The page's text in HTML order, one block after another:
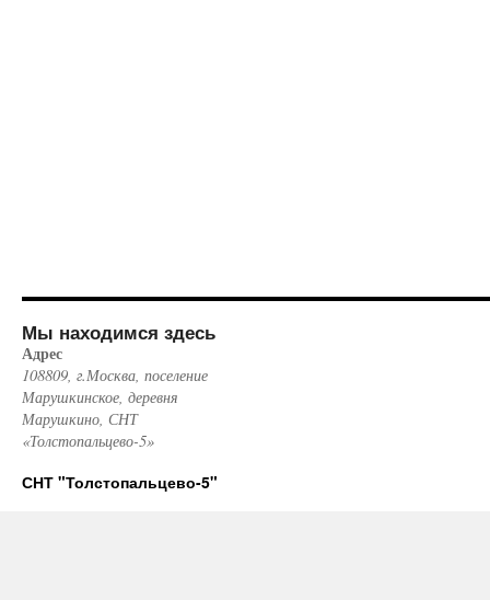
Мы находимся здесь
Адрес
108809, г.Москва, поселение
Марушкинское, деревня
Марушкино, СНТ
«Толстопальцево-5»
СНТ "Толстопальцево-5"